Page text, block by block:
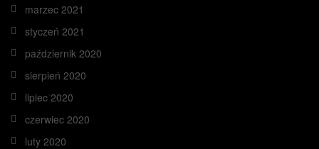
marzec 2021
styczeń 2021
październik 2020
sierpień 2020
lipiec 2020
czerwiec 2020
luty 2020